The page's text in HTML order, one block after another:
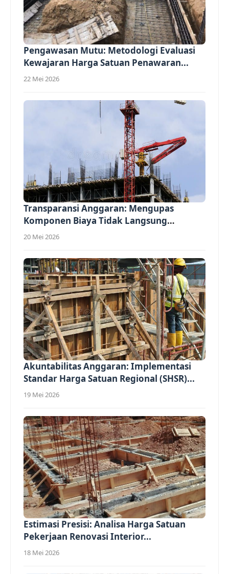
Pengawasan Mutu: Metodologi Evaluasi
Kewajaran Harga Satuan Penawaran...
22 Mei 2026
Transparansi Anggaran: Mengupas
Komponen Biaya Tidak Langsung
(Overhead)...
20 Mei 2026
Akuntabilitas Anggaran: Implementasi
Standar Harga Satuan Regional (SHSR)...
19 Mei 2026
Estimasi Presisi: Analisa Harga Satuan
Pekerjaan Renovasi Interior...
18 Mei 2026